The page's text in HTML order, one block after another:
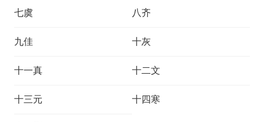
七虞 八齐
九佳 十灰
十一真 十二文
十三元 十四寒